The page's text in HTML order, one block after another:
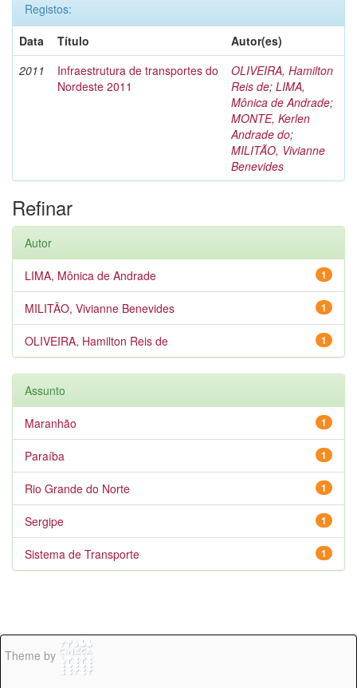
Registos:
Data
Título
Autor(es)
2011
Infraestrutura de transportes do
Nordeste 2011
OLIVEIRA, Hamilton
Reis de; LIMA,
Mônica de Andrade;
MONTE, Kerlen
Andrade do;
MILITÃO, Vivianne
Benevides
Refinar
Autor
1
LIMA, Mônica de Andrade
1
MILITÃO, Vivianne Benevides
1
OLIVEIRA, Hamilton Reis de
Assunto
1
Maranhão
1
Paraíba
1
Rio Grande do Norte
1
Sergipe
1
Sistema de Transporte
Theme by